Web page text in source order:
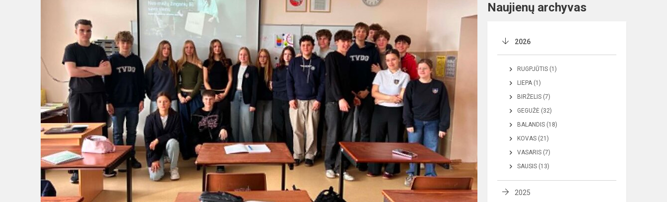
Naujienų archyvas
2026
RUGPJŪTIS (1)
LIEPA (1)
BIRŽELIS (7)
GEGUŽĖ (32)
BALANDIS (18)
KOVAS (21)
VASARIS (7)
SAUSIS (13)
2025